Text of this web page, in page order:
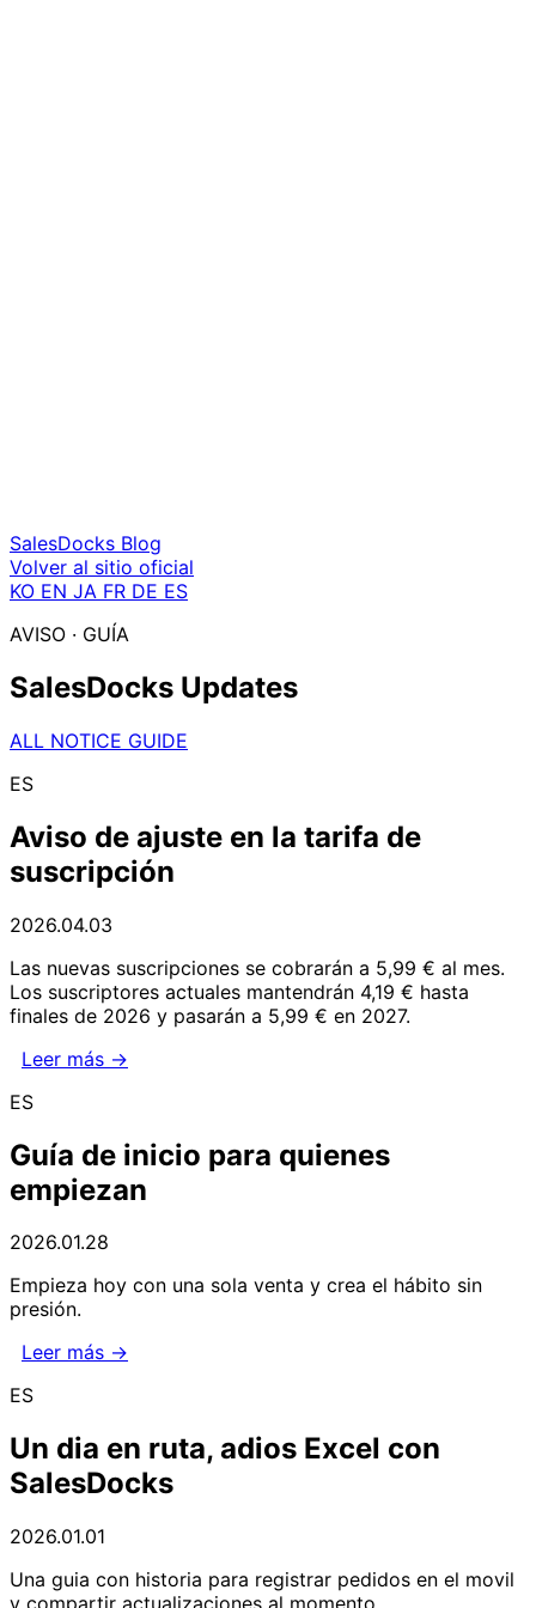
SalesDocks Blog
Volver al sitio oficial
KO EN JA FR DE ES
AVISO · GUÍA
SalesDocks Updates
ALL NOTICE GUIDE
ES
Aviso de ajuste en la tarifa de
suscripción
2026.04.03
Las nuevas suscripciones se cobrarán a 5,99 € al mes.
Los suscriptores actuales mantendrán 4,19 € hasta
finales de 2026 y pasarán a 5,99 € en 2027.
Leer más →
ES
Guía de inicio para quienes
empiezan
2026.01.28
Empieza hoy con una sola venta y crea el hábito sin
presión.
Leer más →
ES
Un dia en ruta, adios Excel con
SalesDocks
2026.01.01
Una guia con historia para registrar pedidos en el movil